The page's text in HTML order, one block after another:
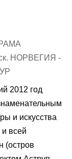
НОРВЕГИЯ -
2012 год
и искусства
всей
(остров